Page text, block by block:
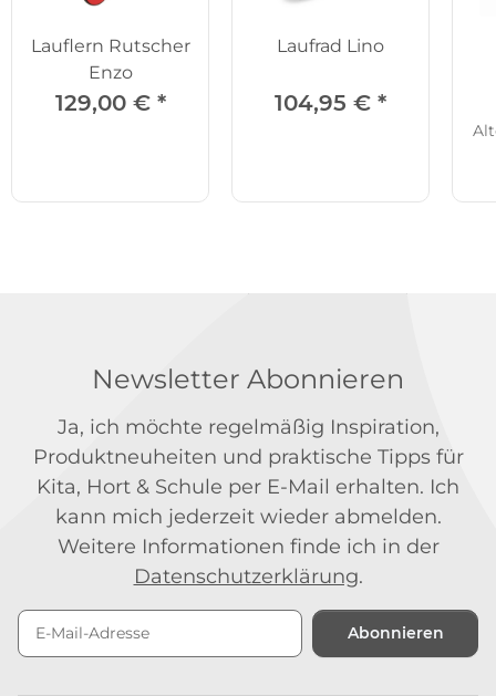
Lauflern Rutscher
Enzo
129,00 € *
Laufrad Lino
104,95 € *
Newsletter Abonnieren
Ja, ich möchte regelmäßig Inspiration,
Produktneuheiten und praktische Tipps für
Kita, Hort & Schule per E-Mail erhalten. Ich
kann mich jederzeit wieder abmelden.
Weitere Informationen finde ich in der
Datenschutzerklärung.
Abonnieren